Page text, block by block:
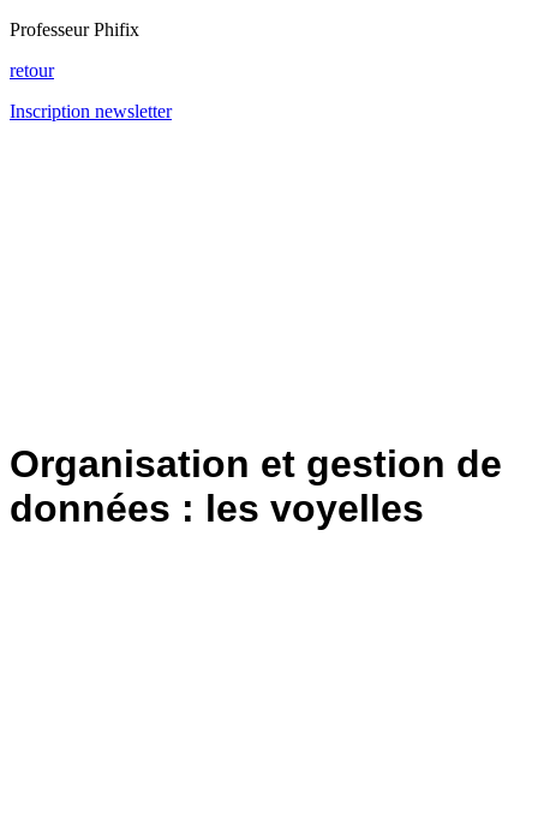
Professeur Phifix
retour
Inscription newsletter
Organisation et gestion de
données : les voyelles